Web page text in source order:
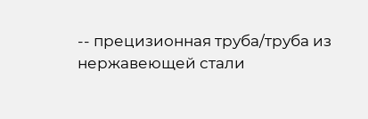
-- прецизионная труба/труба из
нержавеющей стали